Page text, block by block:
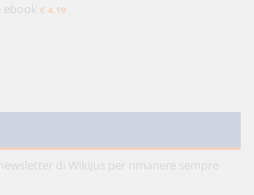
ebook € 4,19
di WikiJus per rimanere sempre